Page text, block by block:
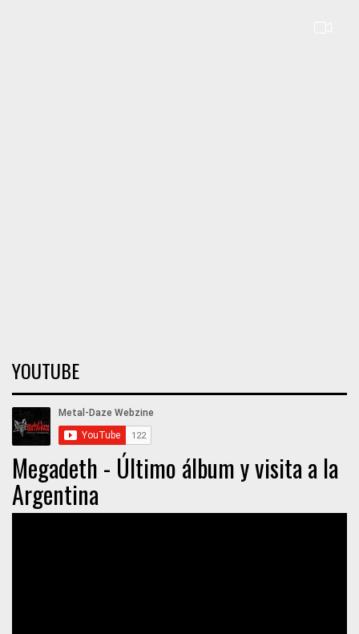
YOUTUBE
Megadeth - Último álbum y visita a la
Argentina